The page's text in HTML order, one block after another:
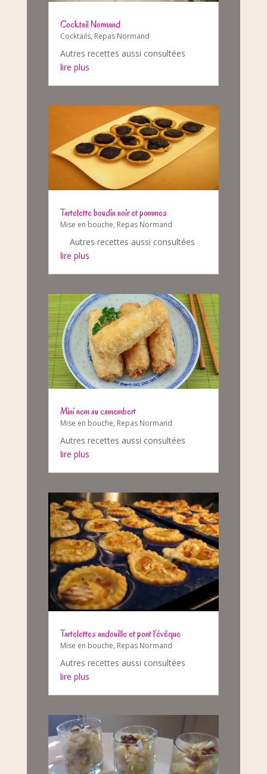
Cocktail Normand
Cocktails, Repas Normand
Autres recettes aussi consultées
lire plus
Tartelette boudin noir et pommes
Mise en bouche, Repas Normand
Autres recettes aussi consultées
lire plus
Mini nem au camembert
Mise en bouche, Repas Normand
Autres recettes aussi consultées
lire plus
Tartelettes andouille et pont l’évêque
Mise en bouche, Repas Normand
Autres recettes aussi consultées
lire plus